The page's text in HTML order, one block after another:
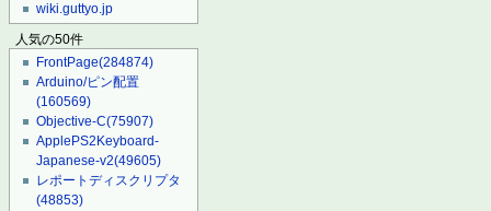
wiki.guttyo.jp
人気の50件
FrontPage(284874)
Arduino/ピン配置
(160569)
Objective-C(75907)
ApplePS2Keyboard-
Japanese-v2(49605)
レポートディスクリプタ
(48853)